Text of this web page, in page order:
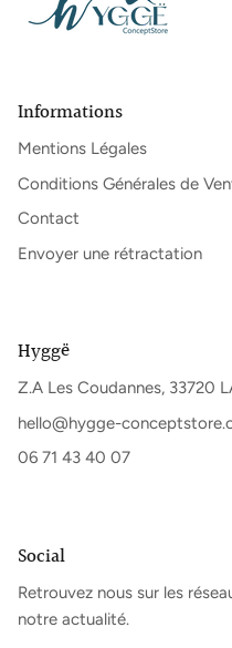
Informations
Mentions Légales
Conditions Générales de
Contact
Envoyer une rétractation
Hyggë
Z.A Les Coudannes, 33720
hello@hygge-
06 71 43 40 07
Social
Retrouvez nous sur les
notre actualité.